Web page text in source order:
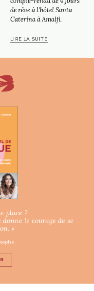
de rêve à l'hôtel Santa
Caterina à Amalfi.
LIRE LA SUITE
place ?
le courage de se
»